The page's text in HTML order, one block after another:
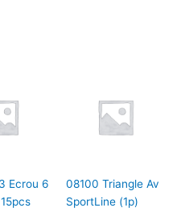
Ecrou 6
08100 Triangle Av
SportLine (1p)